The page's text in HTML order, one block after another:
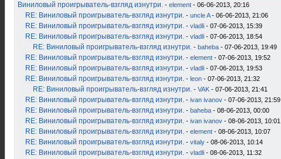
Виниловый проигрыватель-взгляд изнутри. - element - 06-06-2013, 20:16
RE: Виниловый проигрыватель-взгляд изнутри. - uncle A- 06-06-2013, 21:06
RE: Виниловый проигрыватель-взгляд изнутри. - vladli - 07-06-2013, 15:39
RE: Виниловый проигрыватель-взгляд изнутри. - vladli - 07-06-2013, 18:54
RE: Виниловый проигрыватель-взгляд изнутри. - baheba - 07-06-2013, 19:49
RE: Виниловый проигрыватель-взгляд изнутри. - element - 07-06-2013, 19:52
RE: Виниловый проигрыватель-взгляд изнутри. - vladli - 07-06-2013, 19:53
RE: Виниловый проигрыватель-взгляд изнутри. - leon - 07-06-2013, 21:32
RE: Виниловый проигрыватель-взгляд изнутри. - VAK - 07-06-2013, 21:41
RE: Виниловый проигрыватель-взгляд изнутри. - ivan ivanov - 07-06-2013, 21:59
RE: Виниловый проигрыватель-взгляд изнутри. - baheba - 08-06-2013, 00:00
RE: Виниловый проигрыватель-взгляд изнутри. - ivan ivanov - 08-06-2013, 10:01
RE: Виниловый проигрыватель-взгляд изнутри. - element - 08-06-2013, 10:07
RE: Виниловый проигрыватель-взгляд изнутри. - vitaly - 08-06-2013, 10:14
RE: Виниловый проигрыватель-взгляд изнутри. - vladli - 08-06-2013, 11:32